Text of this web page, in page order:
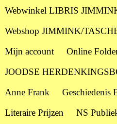
Webwinkel LIBRIS
Webshop JIMMINK/
Mijn account
Online
JOODSE
Anne Frank
Geschiedenis
Literaire Prijzen
NS